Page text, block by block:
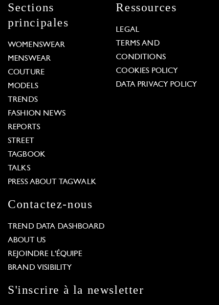
Sections
principales
WOMENSWEAR
MENSWEAR
COUTURE
MODELS
TRENDS
FASHION NEWS
REPORTS
STREET
TAGBOOK
TALKS
PRESS ABOUT TAGWALK
Ressources
LEGAL
TERMS AND
CONDITIONS
COOKIES POLICY
DATA PRIVACY POLICY
Contactez-nous
TREND DATA DASHBOARD
ABOUT US
REJOINDRE L'ÉQUIPE
BRAND VISIBILITY
S'inscrire à la newsletter